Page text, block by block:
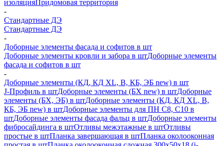
изоляцияПридомовая территория
-
Стандартные ДЭ
Стандартные ДЭ
-
Доборные элементы фасада и софитов в шт
Доборные элементы кровли и забора в штДоборные элементы
фасада и софитов в шт
-
Доборные элементы (КД, КД XL, В, КБ, ЭБ new) в шт
J-Профиль в штДоборные элементы (БХ new) в штДоборные
элементы (БХ, ЭБ) в штДоборные элементы (КД, КД XL, В,
КБ, ЭБ new) в штДоборные элементы для ПН С8, С10 в
штДоборные элементы фасада фальц в штДоборные элементы
фибросайдинга в штОтливы межэтажные в штОтливы
простые в штПланка завершающая в штПланка околооконная